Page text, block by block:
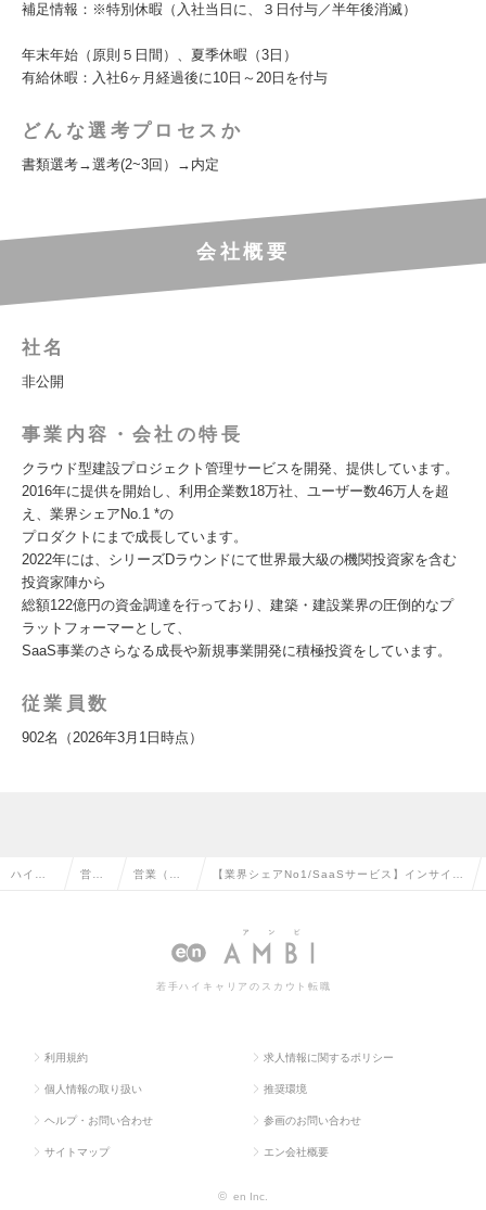
補足情報：※特別休暇（入社当日に、３日付与／半年後消滅）
年末年始（原則５日間）、夏季休暇（3日）
有給休暇：入社6ヶ月経過後に10日～20日を付与
どんな選考プロセスか
書類選考→選考(2~3回）→内定
会社概要
社名
非公開
事業内容・会社の特長
クラウド型建設プロジェクト管理サービスを開発、提供しています。
2016年に提供を開始し、利用企業数18万社、ユーザー数46万人を超
え、業界シェアNo.1 *の
プロダクトにまで成長しています。
2022年には、シリーズDラウンドにて世界最大級の機関投資家を含む
投資家陣から
総額122億円の資金調達を行っており、建築・建設業界の圧倒的なプ
ラットフォーマーとして、
SaaS事業のさらなる成長や新規事業開発に積極投資をしています。
従業員数
902名（2026年3月1日時点）
ハイク 営業 営業（法 【業界シェアNo1/SaaSサービス】インサイド
ク可！の求人情報
若手ハイキャリアのスカウト転職
利用規約 求人情報に関するポリシー
個人情報の取り扱い 推奨環境
ヘルプ・お問い合わせ 参画のお問い合わせ
サイトマップ エン会社概要
© en Inc.